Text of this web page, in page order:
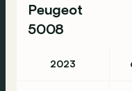
Peugeot
5008
2023